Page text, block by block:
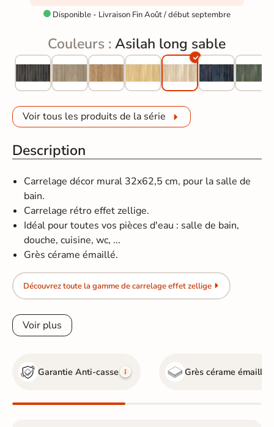
 Disponible - Livraison Fin Août / début septembre
Couleurs :Asilah long sable
Voir tous les produits de la série
Description
Carrelage décor mural 32x62,5 cm, pour la salle de
bain.
Carrelage rétro effet zellige.
Idéal pour toutes vos pièces d'eau : salle de bain,
douche, cuisine, wc, ...
Grès cérame émaillé.
Découvrez toute la gamme de carrelage effet zellige
Voir plus
Garantie Anti-casse Grès cérame émaillé